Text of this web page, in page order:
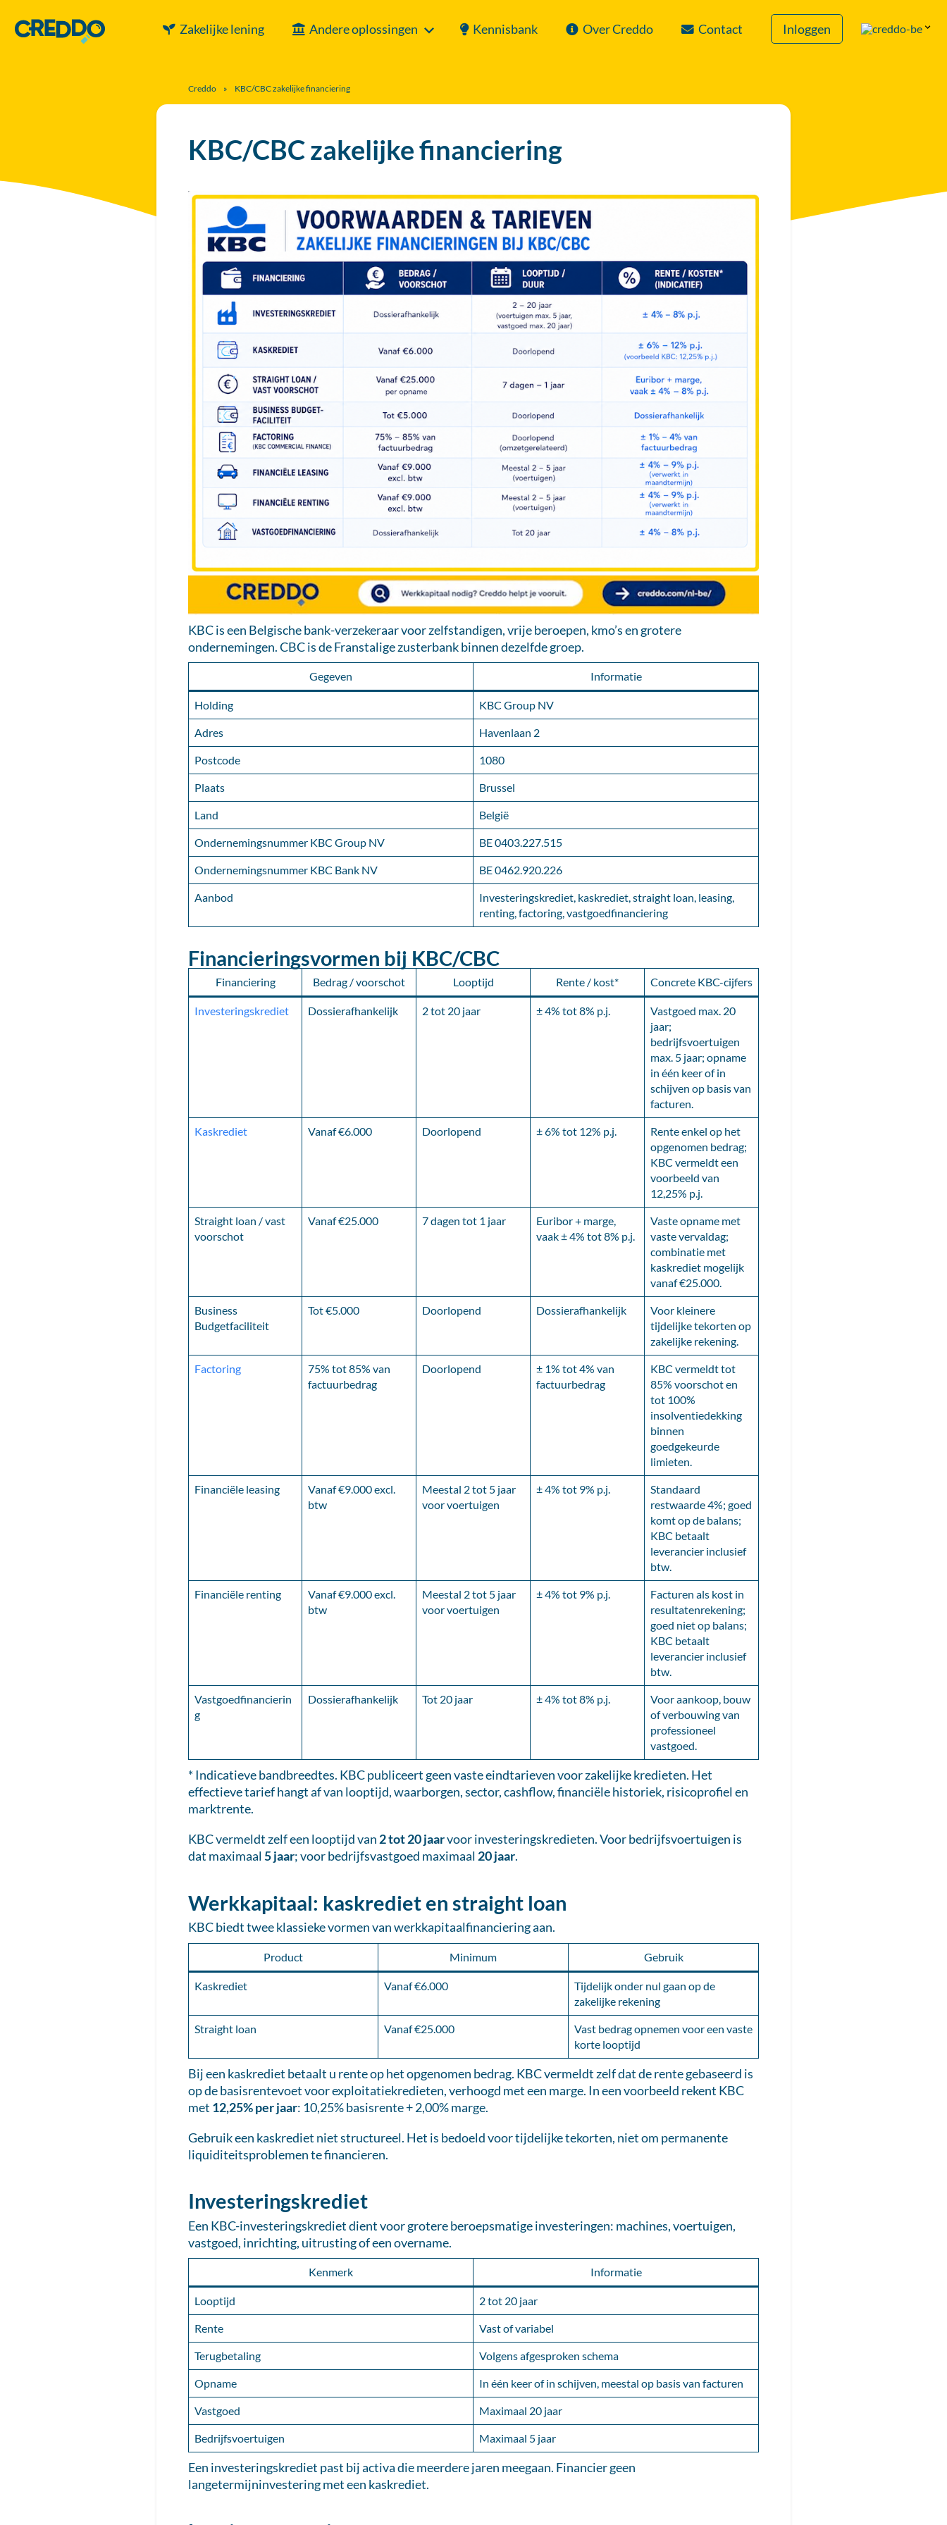
Zakelijke lening Andere oplossingen Kennisbank Over Creddo Contact Inloggen
Creddo » KBC/CBC zakelijke financiering
KBC/CBC zakelijke financiering
KBC is een Belgische bank-verzekeraar voor zelfstandigen, vrije beroepen, kmo’s en grotere
ondernemingen. CBC is de Franstalige zusterbank binnen dezelfde groep.
Gegeven Informatie
Holding KBC Group NV
Adres Havenlaan 2
Postcode 1080
Plaats Brussel
Land België
Ondernemingsnummer KBC Group NV BE 0403.227.515
Ondernemingsnummer KBC Bank NV BE 0462.920.226
Aanbod
Investeringskrediet, kaskrediet, straight loan, leasing,
renting, factoring, vastgoedfinanciering
Financieringsvormen bij KBC/CBC
Financiering Bedrag / voorschot Looptijd Rente / kost* Concrete KBC-cijfers
Investeringskrediet Dossierafhankelijk 2 tot 20 jaar ± 4% tot 8% p.j.
Vastgoed max. 20
jaar;
bedrijfsvoertuigen
max. 5 jaar; opname
in één keer of in
schijven op basis van
facturen.
Kaskrediet Vanaf €6.000 Doorlopend ± 6% tot 12% p.j.
Rente enkel op het
opgenomen bedrag;
KBC vermeldt een
voorbeeld van
12,25% p.j.
Straight loan / vast
voorschot
Vanaf €25.000 7 dagen tot 1 jaar
Euribor + marge,
vaak ± 4% tot 8% p.j.
Vaste opname met
vaste vervaldag;
combinatie met
kaskrediet mogelijk
vanaf €25.000.
Business
Budgetfaciliteit
Tot €5.000 Doorlopend Dossierafhankelijk
Voor kleinere
tijdelijke tekorten op
zakelijke rekening.
Factoring
75% tot 85% van
factuurbedrag
Doorlopend
± 1% tot 4% van
factuurbedrag
KBC vermeldt tot
85% voorschot en
tot 100%
insolventiedekking
binnen
goedgekeurde
limieten.
Financiële leasing
Vanaf €9.000 excl.
btw
Meestal 2 tot 5 jaar
voor voertuigen
± 4% tot 9% p.j.
Standaard
restwaarde 4%; goed
komt op de balans;
KBC betaalt
leverancier inclusief
btw.
Financiële renting
Vanaf €9.000 excl.
btw
Meestal 2 tot 5 jaar
voor voertuigen
± 4% tot 9% p.j.
Facturen als kost in
resultatenrekening;
goed niet op balans;
KBC betaalt
leverancier inclusief
btw.
Vastgoedfinancierin
g
Dossierafhankelijk Tot 20 jaar ± 4% tot 8% p.j.
Voor aankoop, bouw
of verbouwing van
professioneel
vastgoed.
* Indicatieve bandbreedtes. KBC publiceert geen vaste eindtarieven voor zakelijke kredieten. Het
effectieve tarief hangt af van looptijd, waarborgen, sector, cashflow, financiële historiek, risicoprofiel en
marktrente.
KBC vermeldt zelf een looptijd van 2 tot 20 jaarvoor investeringskredieten. Voor bedrijfsvoertuigen is
dat maximaal5 jaar; voor bedrijfsvastgoed maximaal 20 jaar.
Werkkapitaal: kaskrediet en straight loan
KBC biedt twee klassieke vormen van werkkapitaalfinanciering aan.
Product Minimum Gebruik
Kaskrediet Vanaf €6.000
Tijdelijk onder nul gaan op de
zakelijke rekening
Straight loan Vanaf €25.000
Vast bedrag opnemen voor een vaste
korte looptijd
Bij een kaskrediet betaalt u rente op het opgenomen bedrag. KBC vermeldt zelf dat de rente gebaseerd is
op de basisrentevoet voor exploitatiekredieten, verhoogd met een marge. In een voorbeeld rekent KBC
met 12,25% per jaar: 10,25% basisrente + 2,00% marge.
Gebruik een kaskrediet niet structureel. Het is bedoeld voor tijdelijke tekorten, niet om permanente
liquiditeitsproblemen te financieren.
Investeringskrediet
Een KBC-investeringskrediet dient voor grotere beroepsmatige investeringen: machines, voertuigen,
vastgoed, inrichting, uitrusting of een overname.
Kenmerk Informatie
Looptijd 2 tot 20 jaar
Rente Vast of variabel
Terugbetaling Volgens afgesproken schema
Opname In één keer of in schijven, meestal op basis van facturen
Vastgoed Maximaal 20 jaar
Bedrijfsvoertuigen Maximaal 5 jaar
Een investeringskrediet past bij activa die meerdere jaren meegaan. Financier geen
langetermijninvestering met een kaskrediet.